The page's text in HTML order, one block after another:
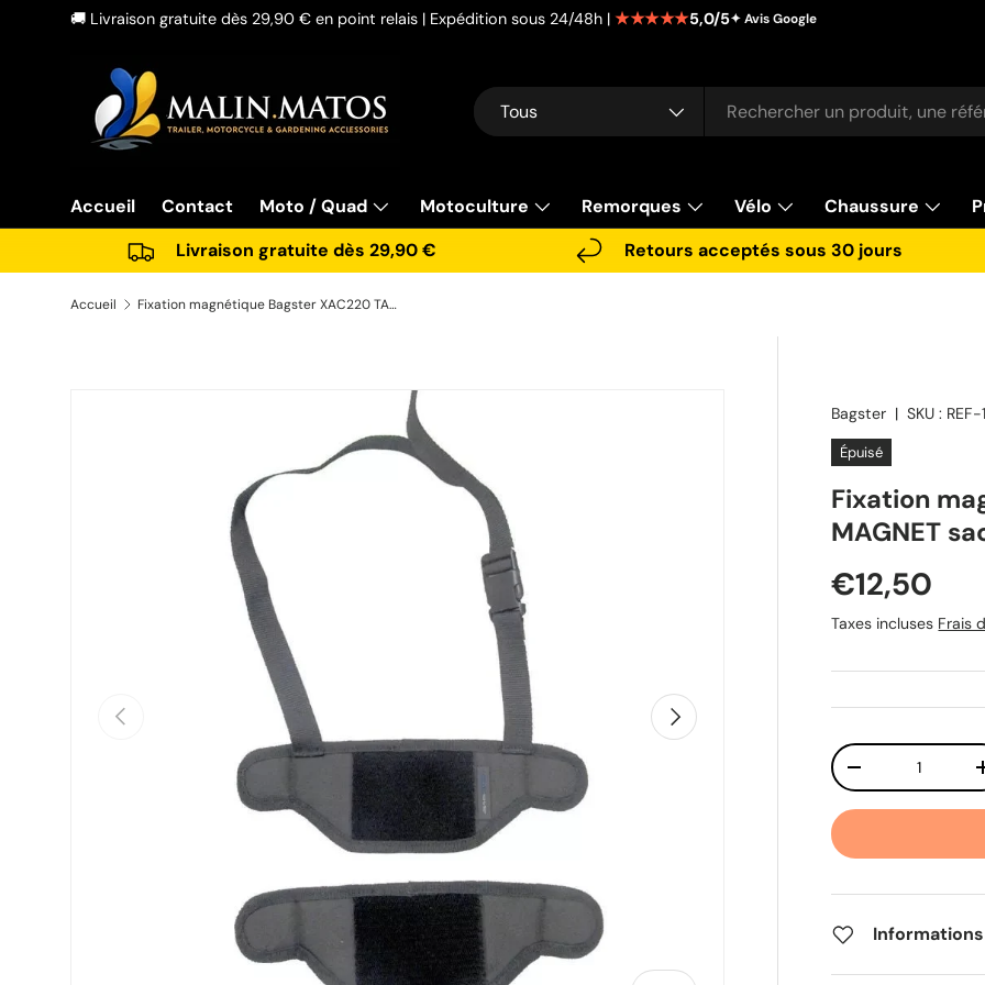
🚚 Livraison gratuite dès 29,90 € en point relais | Expédition sous 24/48h | ★★★★★5,0/5✦ Avis Google
Recherche
Type de produit
Tous
Accueil Contact Moto / Quad Motoculture Remorques Vélo Chaussure
Livraison gratuite dès 29,90 €
Retours acceptés sous 30 jours
Accueil Fixation magnétique Bagster XAC220 TAB MAGNET sac réservoir
Précédent Suivant
Bagster |SKU :
Épuisé
Fixation
MAGNET
Prix
€12,50
Taxes incluses Frais
Qté
Diminuer la